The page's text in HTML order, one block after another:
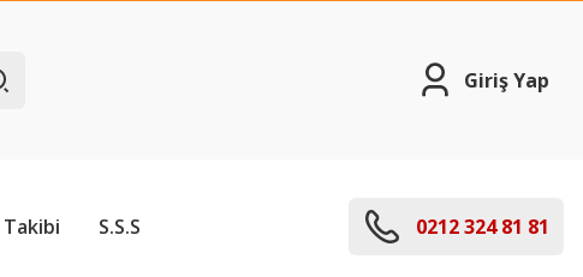
Giriş Yap
Takibi S.S.S 0212 324 81 81